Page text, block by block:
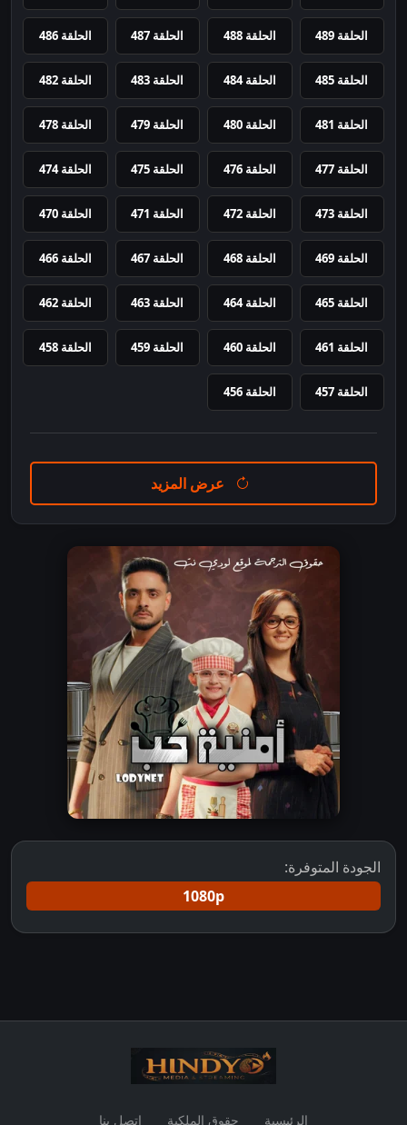
الحلقة 489 الحلقة 488 الحلقة 487 الحلقة 486
الحلقة 485 الحلقة 484 الحلقة 483 الحلقة 482
الحلقة 481 الحلقة 480 الحلقة 479 الحلقة 478
الحلقة 477 الحلقة 476 الحلقة 475 الحلقة 474
الحلقة 473 الحلقة 472 الحلقة 471 الحلقة 470
الحلقة 469 الحلقة 468 الحلقة 467 الحلقة 466
الحلقة 465 الحلقة 464 الحلقة 463 الحلقة 462
الحلقة 461 الحلقة 460 الحلقة 459 الحلقة 458
الحلقة 457 الحلقة 456
عرض المزيد
الجودة المتوفرة:
1080p
الرئيسية حقوق الملكية اتصل بنا